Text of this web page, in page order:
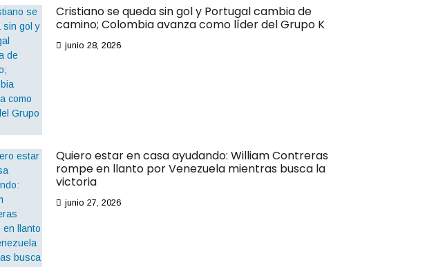
Cristiano se queda sin gol y Portugal cambia de
camino; Colombia avanza como líder del Grupo K
junio 28, 2026
Quiero estar en casa ayudando: William Contreras
rompe en llanto por Venezuela mientras busca la
victoria
junio 27, 2026